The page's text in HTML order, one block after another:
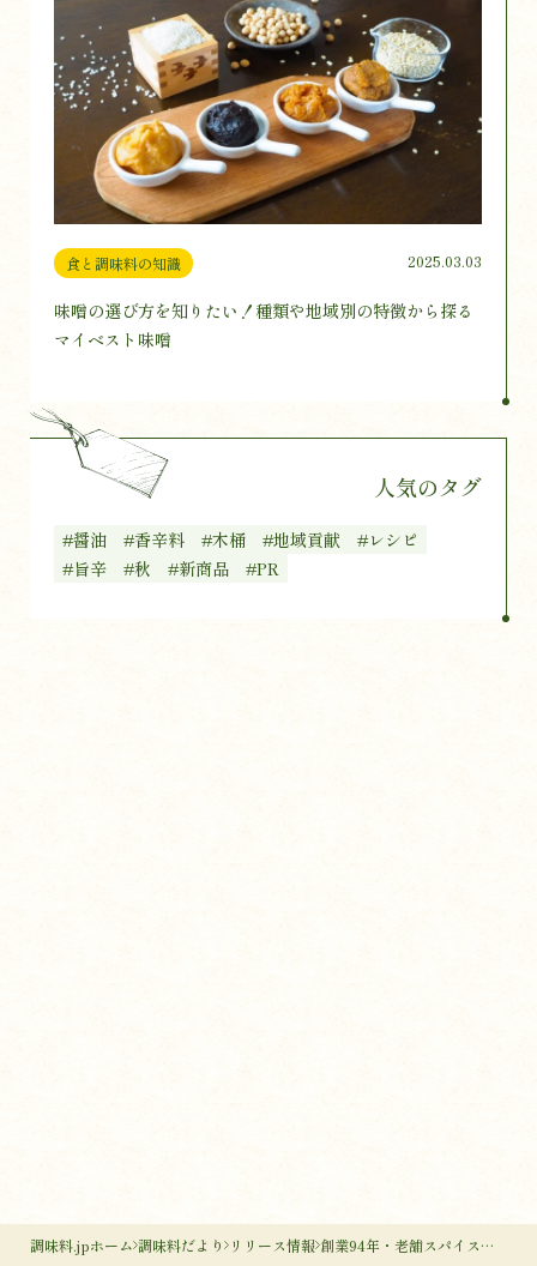
食と調味料の知識 2025.03.03
味噌の選び方を知りたい！種類や地域別の特徴から探る
マイベスト味噌
人気のタグ
#醤油 #香辛料 #木桶 #地域貢献
#レシピ
#旨辛
#秋 #新商品 #PR
調味料.jpホーム 調味料だより リリース情報 創業94年・老舗スパイスメーカーKISから、9種のスパイスとたまり醤油などでつくる新しい液体調味料リキッドスパイス「スパイス醤油」他、新商品3品を5/28(水)に発売